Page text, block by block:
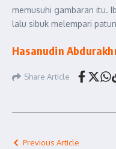
memusuhi gambaran itu.
lalu sibuk melempari
Hasanudin
Share Article
Previous Article